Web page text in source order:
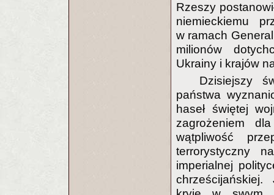
Rzeszy
niemieckiemu
w ramach
milionów
Ukrainy i krajów
Dzisiejszy
państwa
haseł świętej
zagrożeniem
wątpliwość
terrorystyczny
imperialnej
chrześcijańskiej.